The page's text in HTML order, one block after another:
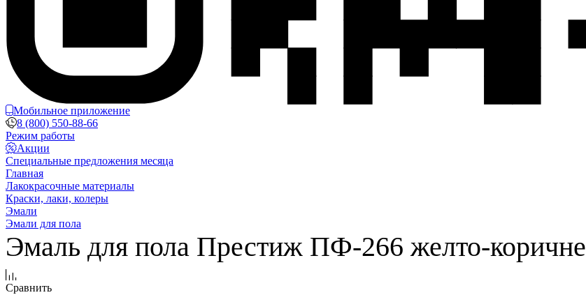
Мобильное приложение
8 (800) 550-88-66
Режим работы
Акции
Специальные предложения месяца
Главная
Лакокрасочные материалы
Краски, лаки, колеры
Эмали
Эмали для пола
Эмаль для пола Престиж ПФ-266 желто-
Сравнить